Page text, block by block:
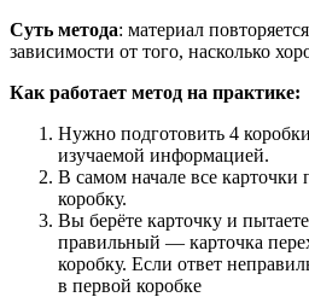
Суть метода: материал
зависимости от того, насколько
Как работает метод на практике:
Нужно подготовить 4
изучаемой информацией.
В самом начале все
коробку.
Вы берёте карточку и
правильный — карточка
коробку. Если ответ
в первой коробке